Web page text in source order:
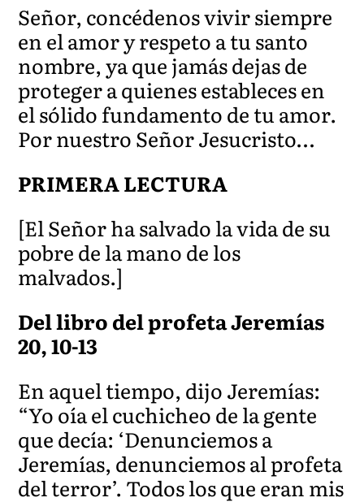
Señor, concédenos vivir siempre
en el amor y respeto a tu santo
nombre, ya que jamás dejas de
proteger a quienes estableces en
el sólido fundamento de tu amor.
Por nuestro Señor Jesucristo…
PRIMERA LECTURA
[El Señor ha salvado la vida de su
pobre de la mano de los
malvados.]
Del libro del profeta Jeremías
20, 10-13
En aquel tiempo, dijo Jeremías:
“Yo oía el cuchicheo de la gente
que decía: ‘Denunciemos a
Jeremías, denunciemos al profeta
del terror’. Todos los que eran mis